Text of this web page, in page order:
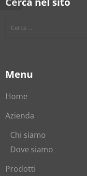
Menu
Home
Azienda
Chi siamo
Dove siamo
Prodotti